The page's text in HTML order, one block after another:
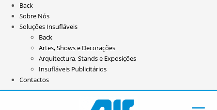
Back
Sobre Nós
Soluções Insufláveis
Back
Artes, Shows e Decorações
Arquitectura, Stands e Exposições
Insufláveis Publicitários
Contactos